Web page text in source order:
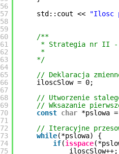
56
57
58
59
60
61
62
63
64
65
66
67
68
69
70
71
72
73
74
75
std::cout <<
"Ilosc
/**
* Strategia nr II -
*
*/
// Deklaracja
iloscSlow = 0;
// Utworzenie
// Wksazanie
const char *pslowa
// Iteracyjne
while(*pslowa) {
if(isspace
iloscSlow++;